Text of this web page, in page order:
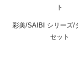
ト
彩美/SAIBI シリーズ/
セット